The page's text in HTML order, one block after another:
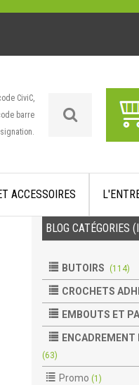
CiviC,
barre
ACCESSOIRES
BLOG CATÉGORIES
BUTOIRS (114)
CROCHETS
EMBOUTS ET
(63)
Promo (1)